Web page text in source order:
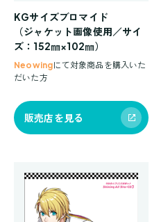
KGサイズブロマイド
（ジャケット画像使用／サイ
ズ：152㎜×102㎜）
Neowingにて対象商品を購入いた
だいた方
販売店を見る